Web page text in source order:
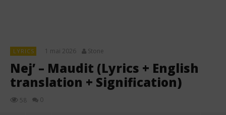
LYRICS 1 mai 2026 Stone
Nej’ – Maudit (Lyrics + English
translation + Signification)
58 0